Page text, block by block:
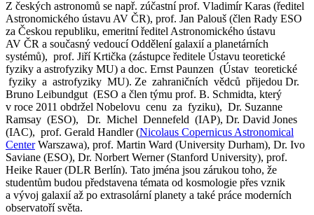
Z českých astronomů se např. zúčastní prof. Vladimír Karas (ředitel
Astronomického ústavu AV ČR), prof. Jan Palouš (člen Rady ESO
za Českou republiku, emeritní ředitel Astronomického ústavu
AV ČR a současný vedoucí Oddělení galaxií a planetárních
systémů), prof. Jiří Krtička (zástupce ředitele Ústavu teoretické
fyziky a astrofyziky MU) a doc. Ernst Paunzen (Ústav teoretické
fyziky a astrofyziky MU). Ze zahraničních vědců přijedou Dr.
Bruno Leibundgut (ESO a člen týmu prof. B. Schmidta, který
v roce 2011 obdržel Nobelovu cenu za fyziku), Dr. Suzanne
Ramsay (ESO), Dr. Michel Dennefeld (IAP), Dr. David Jones
(IAC), prof. Gerald Handler (Nicolaus Copernicus Astronomical
CenterWarszawa), prof. Martin Ward (University Durham), Dr. Ivo
Saviane (ESO), Dr. Norbert Werner (Stanford University), prof.
Heike Rauer (DLR Berlín). Tato jména jsou zárukou toho, že
studentům budou představena témata od kosmologie přes vznik
a vývoj galaxií až po extrasolární planety a také práce moderních
observatoří světa.